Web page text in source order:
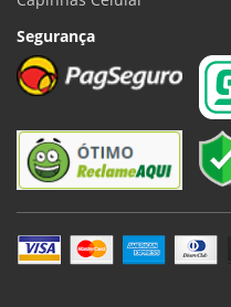
Segurança